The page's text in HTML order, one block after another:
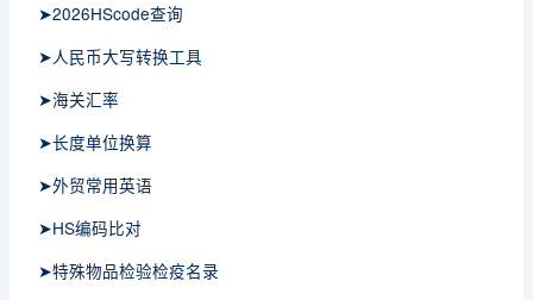
➤2026HScode查询
➤人民币大写转换工具
➤海关汇率
➤长度单位换算
➤外贸常用英语
➤HS编码比对
➤特殊物品检验检疫名录